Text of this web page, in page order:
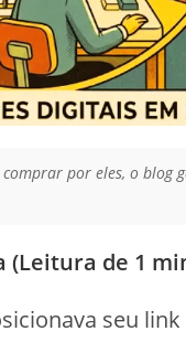
por eles, o blog
(Leitura de 1
seu